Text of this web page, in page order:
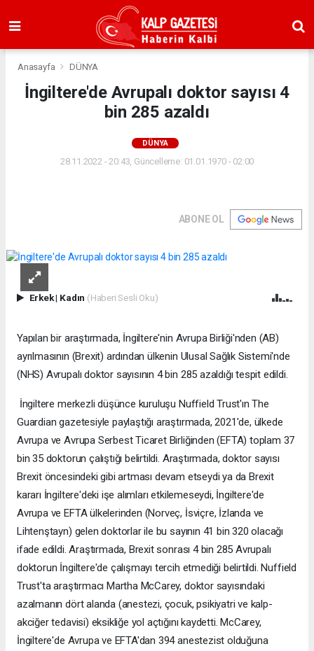
Anasayfa DÜNYA
İngiltere'de Avrupalı doktor sayısı 4
bin 285 azaldı
DÜNYA
28.11.2022 - 20:43, Güncelleme: 01.01.1970 - 02:00
ABONE OL
Erkek| Kadın (Haberi Sesli Oku)
Yapılan bir araştırmada, İngiltere'nin Avrupa Birliği'nden (AB)
ayrılmasının (Brexit) ardından ülkenin Ulusal Sağlık Sistemi'nde
(NHS) Avrupalı doktor sayısının 4 bin 285 azaldığı tespit edildi.
İngiltere merkezli düşünce kuruluşu Nuffield Trust'ın The
Guardian gazetesiyle paylaştığı araştırmada, 2021'de, ülkede
Avrupa ve Avrupa Serbest Ticaret Birliğinden (EFTA) toplam 37
bin 35 doktorun çalıştığı belirtildi. Araştırmada, doktor sayısı
Brexit öncesindeki gibi artması devam etseydi ya da Brexit
kararı İngiltere'deki işe alımları etkilemeseydi, İngiltere'de
Avrupa ve EFTA ülkelerinden (Norveç, İsviçre, İzlanda ve
Lihtenştayn) gelen doktorlar ile bu sayının 41 bin 320 olacağı
ifade edildi. Araştırmada, Brexit sonrası 4 bin 285 Avrupalı
doktorun İngiltere'de çalışmayı tercih etmediği belirtildi. Nuffield
Trust'ta araştırmacı Martha McCarey, doktor sayısındaki
azalmanın dört alanda (anestezi, çocuk, psikiyatri ve kalp-
akciğer tedavisi) eksikliğe yol açtığını kaydetti. McCarey,
İngiltere'de Avrupa ve EFTA'dan 394 anestezist olduğuna